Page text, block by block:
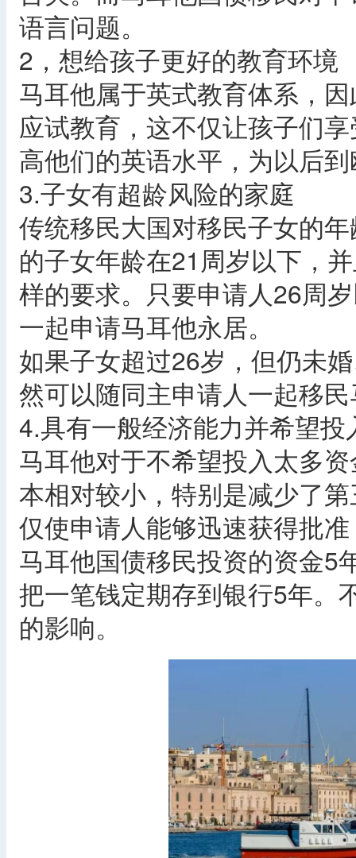
语言问题。
2，想给孩子更好的教育环境
马耳他属于英式教育体系，
应试教育，这不仅让孩子们
高他们的英语水平，为以后
3.子女有超龄风险的家庭
传统移民大国对移民子女的
的子女年龄在21周岁以下，
样的要求。只要申请人26周
一起申请马耳他永居。
如果子女超过26岁，但仍未
然可以随同主申请人一起移
4.具有一般经济能力并希望
马耳他对于不希望投入太多
本相对较小，特别是减少了
仅使申请人能够迅速获得批
马耳他国债移民投资的资金5
把一笔钱定期存到银行5年。
的影响。